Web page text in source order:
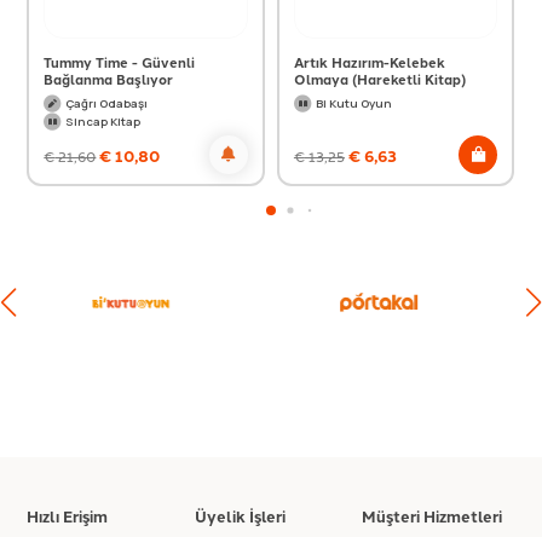
Tummy Time - Güvenli
Bağlanma Başlıyor
Çağrı Odabaşı
Sincap Kitap
€21,60€10,80
Artık Hazırım-Kelebek
Olmaya (Hareketli Kitap)
Bi Kutu Oyun
€13,25€6,63
Hızlı Erişim Üyelik İşleri Müşteri Hizmetleri